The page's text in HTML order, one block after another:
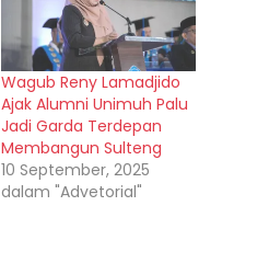
Wagub Reny Lamadjido
Ajak Alumni Unimuh Palu
Jadi Garda Terdepan
Membangun Sulteng
10 September, 2025
dalam "Advetorial"